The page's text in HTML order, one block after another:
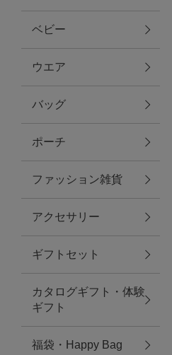
ファブリック
グリーン
バス＆ビューティー
バス＆ビューティー
タオル
ウエア＆バッグ
ウエア
レイングッズ
ベビー
ウエア
バッグ
ポーチ
ファッション雑貨
アクセサリー
ギフトセット
カタログギフト・体験
ギフト
福袋・Happy Bag